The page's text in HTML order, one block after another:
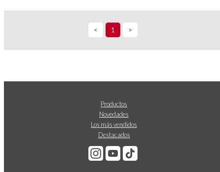
< 1 >
Productos
Novedades
Los más vendidos
Destacados